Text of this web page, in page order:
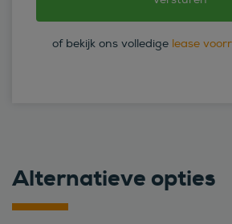
of bekijk ons volledige lease
Alternatieve opties